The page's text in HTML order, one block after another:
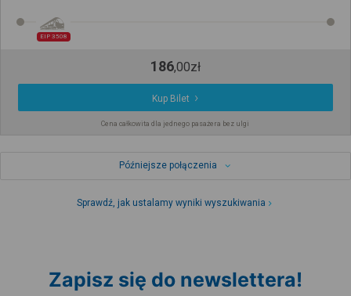
EIP 3508
186,00zł
Kup Bilet
Cena całkowita dla jednego pasażera bez ulgi
Późniejsze połączenia
Sprawdź, jak ustalamy wyniki wyszukiwania
Zapisz się do newslettera!